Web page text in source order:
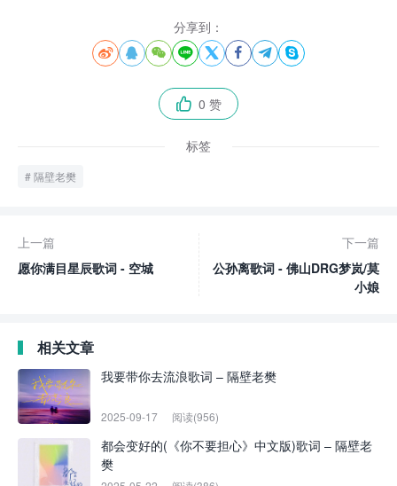
分享到：
       
 0 赞
标签
隔壁老樊
上一篇
愿你满目星辰歌词 - 空城
下一篇
公孙离歌词 - 佛山DRG梦岚/莫
小娘
相关文章
我要带你去流浪歌词 – 隔壁老樊
2025-09-17 阅读(956)
都会变好的(《你不要担心》中文版)歌词 – 隔壁老
樊